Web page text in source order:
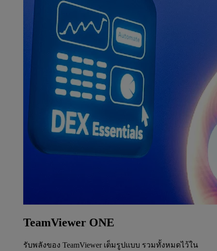
TeamViewer ONE
รับพลังของ TeamViewer เต็มรูปแบบ รวมทั้งหมดไว้ใน